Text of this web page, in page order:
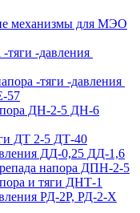
механизмы для МЭО
тяги -давления
-тяги -давления
57
ДН-2-5 ДН-6
ДТ 2-5 ДТ-40
ДД-0,25 ДД-1,6
напора ДПН-2-5
и тяги ДНТ-1
РД-2Р, РД-2-Х